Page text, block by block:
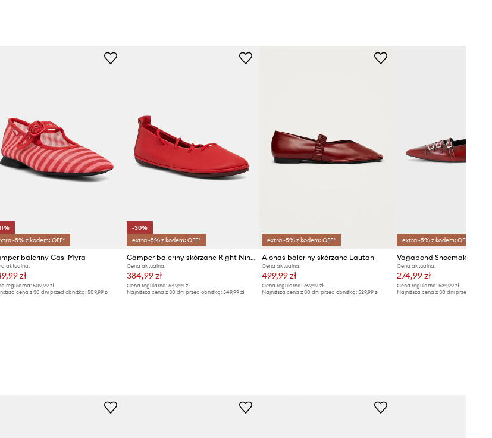
-5% z kodem: OFF*
baleriny Casi Myra
aktualna:
zł
regularna: 509,99 zł
cena z 30 dni przed obniżką: 509,99 zł
-30%
extra -5% z kodem: OFF*
Camper baleriny skórzane Right Nina
Cena aktualna:
384,99 zł
Cena regularna: 549,99 zł
Najniższa cena z 30 dni przed obniżką: 549,99 zł
extra -5% z kodem: OFF*
Alohas baleriny skórzane Lautan
Cena aktualna:
499,99 zł
Cena regularna:769,99 zł
Najniższa cena z 30 dni przed obniżką:529,99 zł
extra -5% z kodem: OFF*
Cena aktualna:
274,99 zł
Cena regularna: 539,99 zł
Najniższa cena z 30 dni przed obniżką: